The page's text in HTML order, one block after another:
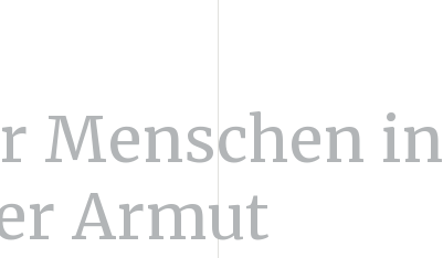
Menschen in
Armut